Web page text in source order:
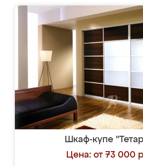
Шкаф-купе
Цена: от 73 000